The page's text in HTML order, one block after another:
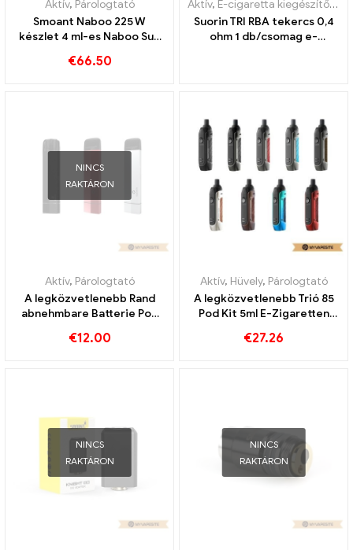
Aktív, Párologtató
Smoant Naboo 225 W
készlet 4 ml-es Naboo Sub
Großhandel丨Egyedi
€66.50
Aktív, E-cigaretta kiegészítők ,
Suorin TRI RBA tekercs 0,4
ohm 1 db/csomag e-
NINCS
RAKTÁRON
Aktív, Párologtató
A legközvetlenebb Rand
abnehmbare Batterie Pod
cigaretta nagykereskedés
€12.00
Aktív, Hüvely, Párologtató
A legközvetlenebb Trió 85
Pod Kit 5ml E-Zigaretten
€27.26
NINCS
RAKTÁRON
NINCS
RAKTÁRON